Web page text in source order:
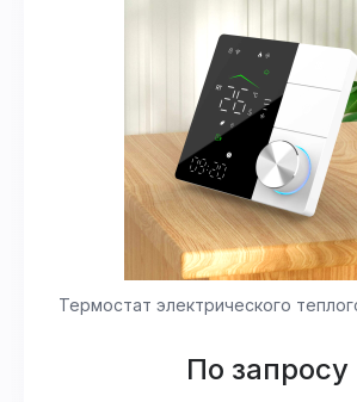
Термостат электрического
По запросу